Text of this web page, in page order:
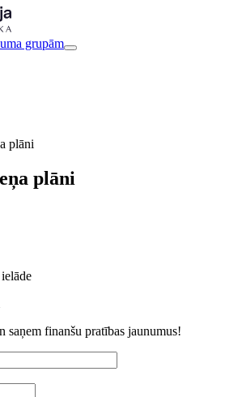
grupām
plāni
plāni
saņem finanšu pratības jaunumus!